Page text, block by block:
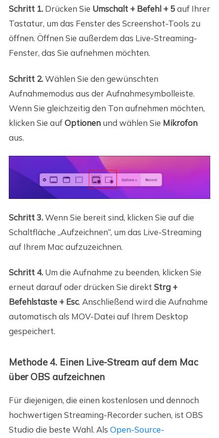
Schritt 1.Drücken Sie Umschalt + Befehl + 5auf Ihrer
Tastatur, um das Fenster des Screenshot-Tools zu
öffnen. Öffnen Sie außerdem das Live-Streaming-
Fenster, das Sie aufnehmen möchten.
Schritt 2.Wählen Sie den gewünschten
Aufnahmemodus aus der Aufnahmesymbolleiste.
Wenn Sie gleichzeitig den Ton aufnehmen möchten,
klicken Sie aufOptionenund wählen Sie Mikrofon
aus.
Schritt 3.Wenn Sie bereit sind, klicken Sie auf die
Schaltfläche „Aufzeichnen“, um das Live-Streaming
auf Ihrem Mac aufzuzeichnen.
Schritt 4.Um die Aufnahme zu beenden, klicken Sie
erneut darauf oder drücken Sie direkt Strg +
Befehlstaste + Esc. Anschließend wird die Aufnahme
automatisch als MOV-Datei auf Ihrem Desktop
gespeichert.
Methode 4. Einen Live-Stream auf dem Mac
über OBS aufzeichnen
Für diejenigen, die einen kostenlosen und dennoch
hochwertigen Streaming-Recorder suchen, ist OBS
Studio die beste Wahl. Als Open-Source-